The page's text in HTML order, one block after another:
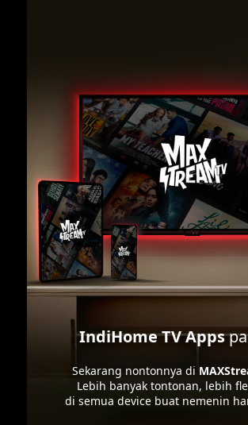
IndiHome TV Apps
Sekarang nontonnya di
Lebih banyak tontonan, lebih
di semua device buat nemenin